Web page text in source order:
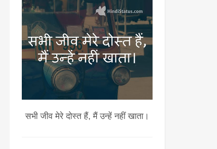
सभी जीव मेरे दोस्त हैं, मैं उन्हें नहीं खाता।